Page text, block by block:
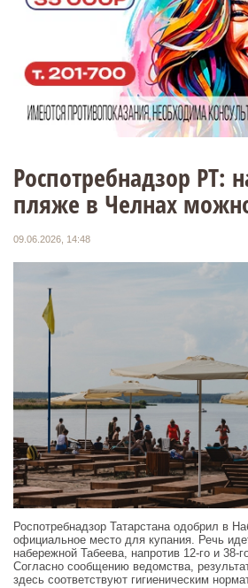
Роспотребнадзор РТ:
пляже в Челнах
09.06.2026, 14:48
Роспотребнадзор Татарстана одобрил в
официальное место для купания. Речь
набережной Табеева, напротив 12-го и 38-
Согласно сообщению ведомства,
здесь соответствуют гигиеническим